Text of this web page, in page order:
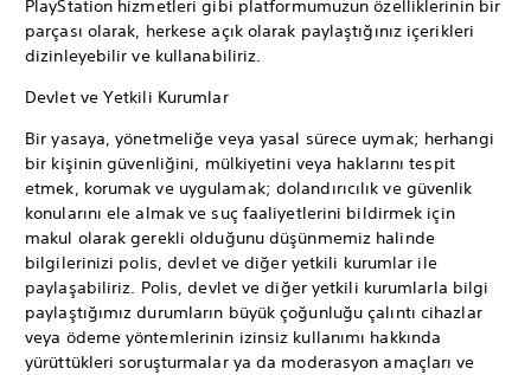
PlayStation hizmetleri gibi platformumuzun özelliklerinin bir
parçası olarak, herkese açık olarak paylaştığınız içerikleri
dizinleyebilir ve kullanabiliriz.
Devlet ve Yetkili Kurumlar
Bir yasaya, yönetmeliğe veya yasal sürece uymak; herhangi
bir kişinin güvenliğini, mülkiyetini veya haklarını tespit
etmek, korumak ve uygulamak; dolandırıcılık ve güvenlik
konularını ele almak ve suç faaliyetlerini bildirmek için
makul olarak gerekli olduğunu düşünmemiz halinde
bilgilerinizi polis, devlet ve diğer yetkili kurumlar ile
paylaşabiliriz. Polis, devlet ve diğer yetkili kurumlarla bilgi
paylaştığımız durumların büyük çoğunluğu çalıntı cihazlar
veya ödeme yöntemlerinin izinsiz kullanımı hakkında
yürüttükleri soruşturmalar ya da moderasyon amaçları ve